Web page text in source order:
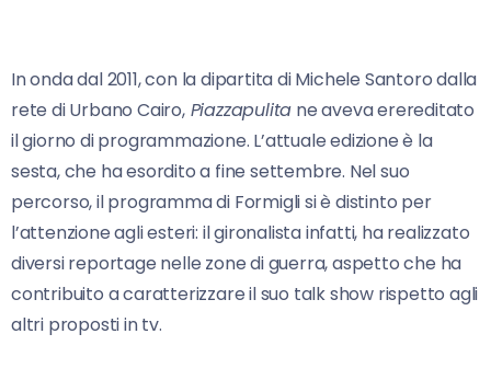
In onda dal 2011, con la dipartita di Michele Santoro dalla
rete di Urbano Cairo,Piazzapulita ne aveva erereditato
il giorno di programmazione. L’attuale edizione è la
sesta, che ha esordito a fine settembre. Nel suo
percorso, il programma di Formigli si è distinto per
l’attenzione agli esteri: il gironalista infatti, ha realizzato
diversi reportage nelle zone di guerra, aspetto che ha
contribuito a caratterizzare il suo talk show rispetto agli
altri proposti in tv.